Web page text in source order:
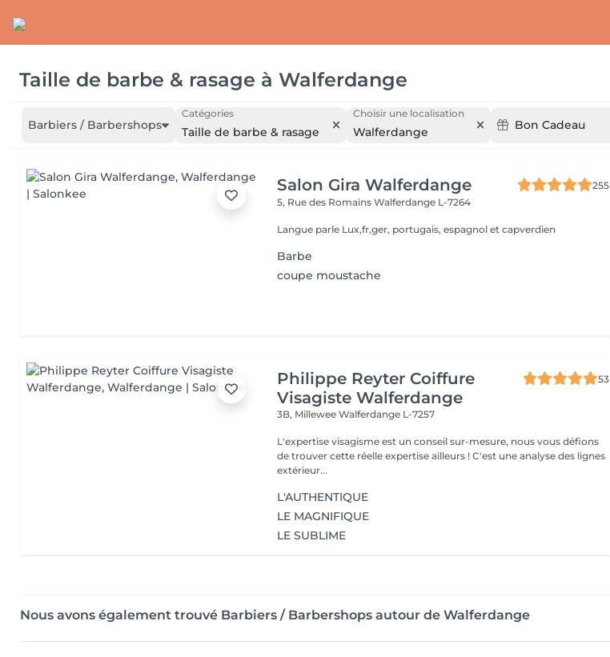
Taille de barbe & rasage à Walferdange
Barbiers / Barbershops
Catégories
Taille de barbe & rasage
Choisir une localisation
Walferdange Bon Cadeau
Salon Gira Walferdange
255
5, Rue des RomainsWalferdange L-7264
Langue parle Lux,fr,ger, portugais, espagnol et capverdien
Barbe
coupe moustache
Philippe Reyter Coiffure
Visagiste Walferdange
53
3B, MilleweeWalferdange L-7257
L'expertise visagisme est un conseil sur-mesure, nous vous défions
de trouver cette réelle expertise ailleurs ! C'est une analyse des lignes
extérieur...
L'AUTHENTIQUE
LE MAGNIFIQUE
LE SUBLIME
Nous avons également trouvé Barbiers / Barbershops autour de Walferdange